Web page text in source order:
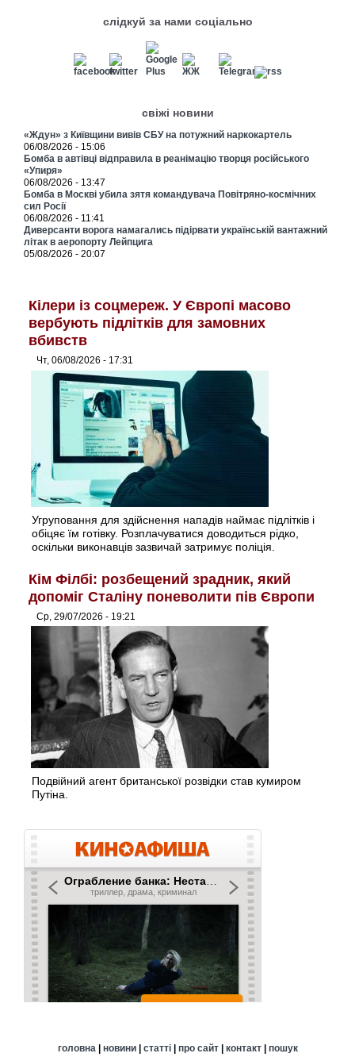
слідкуй за нами соціально
свіжі новини
«Ждун» з Київщини вивів СБУ на потужний наркокартель
06/08/2026 - 15:06
Бомба в автівці відправила в реанімацію творця російського
«Упиря»
06/08/2026 - 13:47
Бомба в Москві убила зятя командувача Повітряно-космічних
сил Росії
06/08/2026 - 11:41
Диверсанти ворога намагались підірвати українській вантажний
літак в аеропорту Лейпцига
05/08/2026 - 20:07
Кілери із соцмереж. У Європі масово
вербують підлітків для замовних
вбивств
Чт, 06/08/2026 - 17:31
Угруповання для здійснення нападів наймає підлітків і
обіцяє їм готівку. Розплачуватися доводиться рідко,
оскільки виконавців зазвичай затримує поліція.
Кім Філбі: розбещений зрадник, який
допоміг Сталіну поневолити пів Європи
Ср, 29/07/2026 - 19:21
Подвійний агент британської розвідки став кумиром
Путіна.
головна | новини| статті| про сайт| контакт| пошук